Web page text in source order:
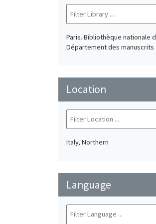
Paris. Bibliothèque nationale
Département des manuscrits
Location
Italy, Northern
Language